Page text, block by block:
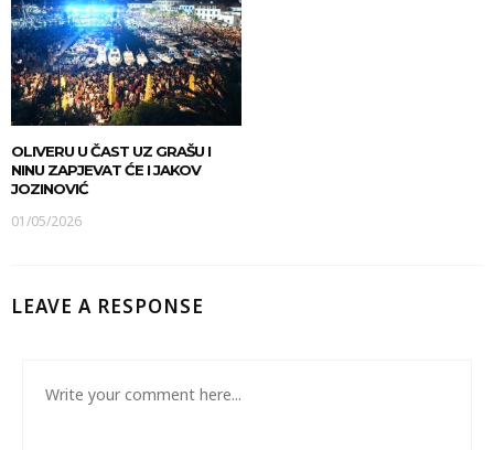
OLIVERU U ČAST UZ GRAŠU I
NINU ZAPJEVAT ĆE I JAKOV
JOZINOVIĆ
01/05/2026
LEAVE A RESPONSE